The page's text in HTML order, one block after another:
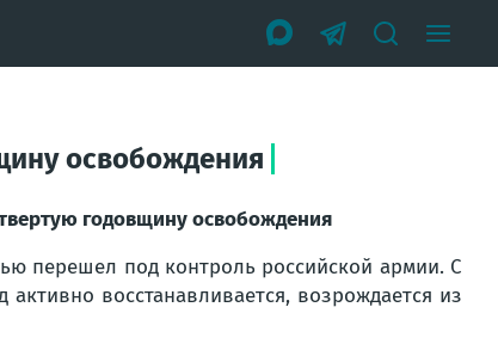
освобождения
годовщину освобождения
перешел под контроль российской армии. С
восстанавливается, возрождается из